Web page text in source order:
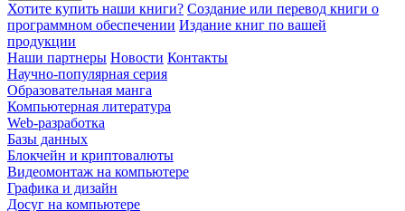
Хотите купить наши книги? Создание или перевод книги о
программном обеспечении Издание книг по вашей
продукции
Наши партнеры Новости Контакты
Научно-популярная серия
Образовательная манга
Компьютерная литература
Web-разработка
Базы данных
Блокчейн и криптовалюты
Видеомонтаж на компьютере
Графика и дизайн
Досуг на компьютере